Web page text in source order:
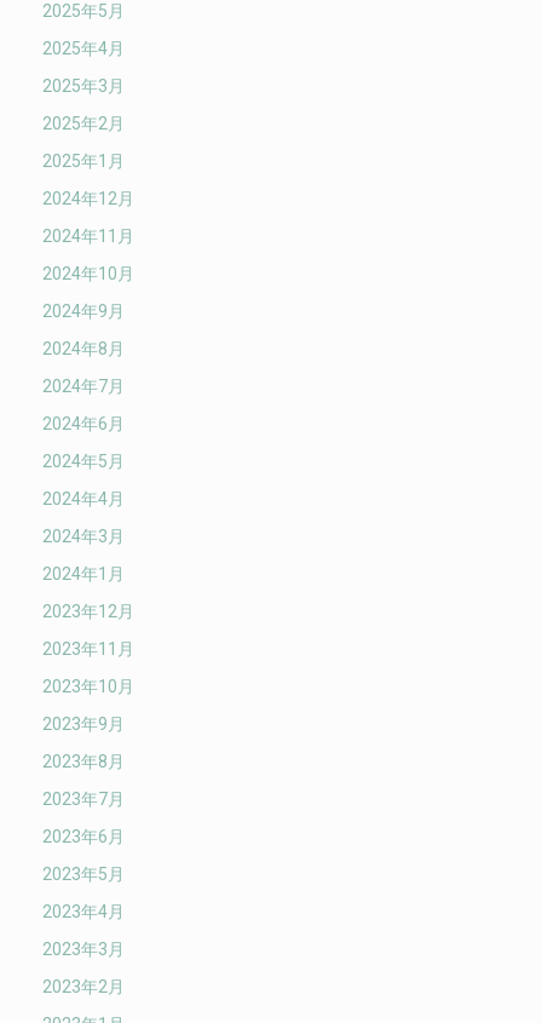
2025年5月
2025年4月
2025年3月
2025年2月
2025年1月
2024年12月
2024年11月
2024年10月
2024年9月
2024年8月
2024年7月
2024年6月
2024年5月
2024年4月
2024年3月
2024年1月
2023年12月
2023年11月
2023年10月
2023年9月
2023年8月
2023年7月
2023年6月
2023年5月
2023年4月
2023年3月
2023年2月